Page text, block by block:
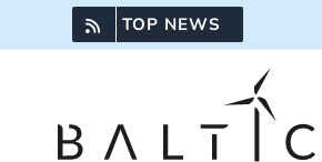
do
TOP NEWS